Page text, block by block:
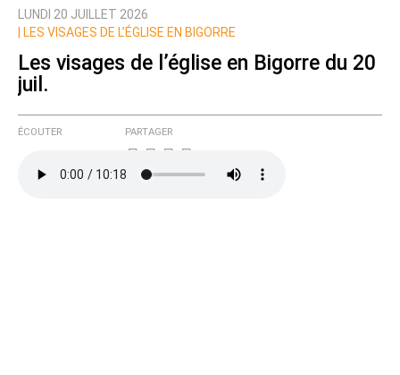
Prévenez-moi de tous les nouveaux commentaires
LUNDI 20 JUILLET 2026
LES VISAGES DE L’ÉGLISE EN BIGORRE
Les visages de l’église en Bigorre du 20
juil.
ÉCOUTER PARTAGER